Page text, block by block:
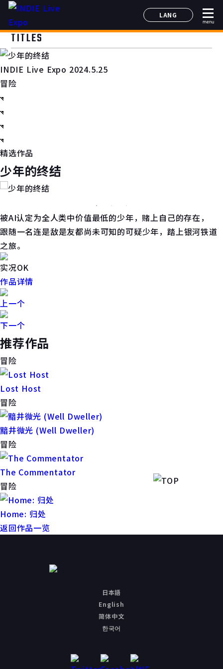
LANG
日本語
menu
TITLES
INDIE Live Expo 2024.5.25
冒险
精选作品
少年的终结
被AI认定为全人类中价值最低的少年，赌上自己的存在，
跟随一名连是敌是友都尚未可知的可疑少年，踏上银河铁道
之旅。
实况OK
作品详情
上一个
下一个
推荐作品
冒险
Lost Host
冒险
黯井微光 (Well Dweller)
冒险
The Commentator
冒险
Home: 归处
返回作品一览
日本語
English
简体中文
한국어